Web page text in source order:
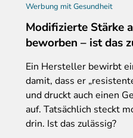
Werbung mit Gesundheit
Modifizierte Stärke
beworben – ist das
Ein Hersteller bewirbt
damit, dass er
und druckt auch einen
auf. Tatsächlich steckt
drin. Ist das zulässig?